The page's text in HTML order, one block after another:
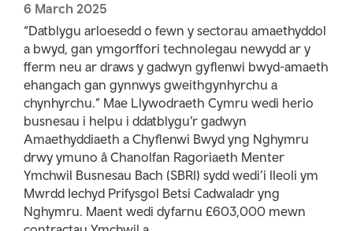
6 March 2025
“Datblygu arloesedd o fewn y sectorau amaethyddol
a bwyd, gan ymgorffori technolegau newydd ar y
fferm neu ar draws y gadwyn gyflenwi bwyd-amaeth
ehangach gan gynnwys gweithgynhyrchu a
chynhyrchu.” Mae Llywodraeth Cymru wedi herio
busnesau i helpu i ddatblygu’r gadwyn
Amaethyddiaeth a Chyflenwi Bwyd yng Nghymru
drwy ymuno â Chanolfan Ragoriaeth Menter
Ymchwil Busnesau Bach (SBRI) sydd wedi’i lleoli ym
Mwrdd Iechyd Prifysgol Betsi Cadwaladr yng
Nghymru. Maent wedi dyfarnu £603,000 mewn